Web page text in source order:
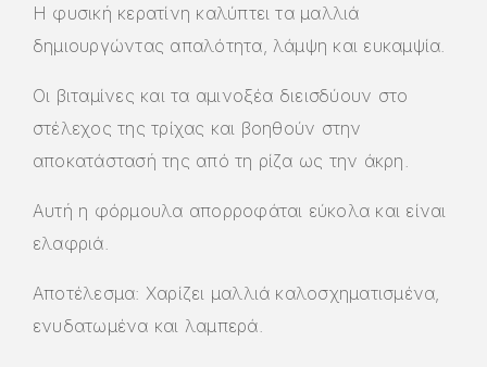
Η φυσική κερατίνη καλύπτει τα μαλλιά
δημιουργώντας απαλότητα, λάμψη και ευκαμψία.
Οι βιταμίνες και τα αμινοξέα διεισδύουν στο
στέλεχος της τρίχας και βοηθούν στην
αποκατάστασή της από τη ρίζα ως την άκρη.
Αυτή η φόρμουλα απορροφάται εύκολα και είναι
ελαφριά.
Αποτέλεσμα: Χαρίζει μαλλιά καλοσχηματισμένα,
ενυδατωμένα και λαμπερά.